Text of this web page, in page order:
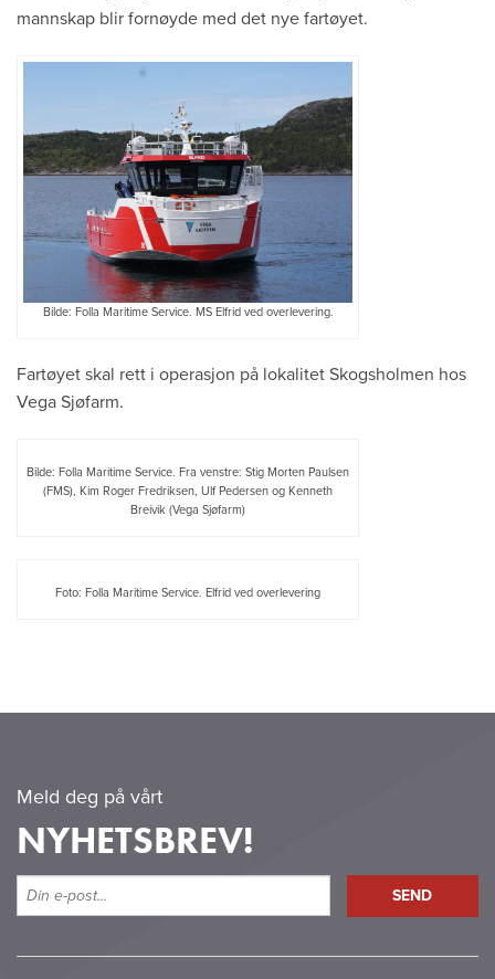
mannskap blir fornøyde med det nye fartøyet.
Bilde: Folla Maritime Service. MS Elfrid ved overlevering.
Fartøyet skal rett i operasjon på lokalitet Skogsholmen hos
Vega Sjøfarm.
Bilde: Folla Maritime Service. Fra venstre: Stig Morten Paulsen
(FMS), Kim Roger Fredriksen, Ulf Pedersen og Kenneth
Breivik (Vega Sjøfarm)
Foto: Folla Maritime Service. Elfrid ved overlevering
Meld deg på vårt
NYHETSBREV!